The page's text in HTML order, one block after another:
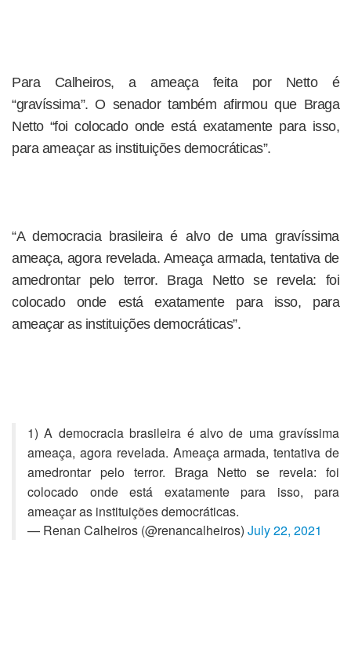
Para Calheiros, a ameaça feita por Netto é
“gravíssima”. O senador também afirmou que Braga
Netto “foi colocado onde está exatamente para isso,
para ameaçar as instituições democráticas”.
“A democracia brasileira é alvo de uma gravíssima
ameaça, agora revelada. Ameaça armada, tentativa de
amedrontar pelo terror. Braga Netto se revela: foi
colocado onde está exatamente para isso, para
ameaçar as instituições democráticas”.
1) A democracia brasileira é alvo de uma gravíssima
ameaça, agora revelada. Ameaça armada, tentativa de
amedrontar pelo terror. Braga Netto se revela: foi
colocado onde está exatamente para isso, para
ameaçar as instituições democráticas.
— Renan Calheiros (@renancalheiros) July 22, 2021